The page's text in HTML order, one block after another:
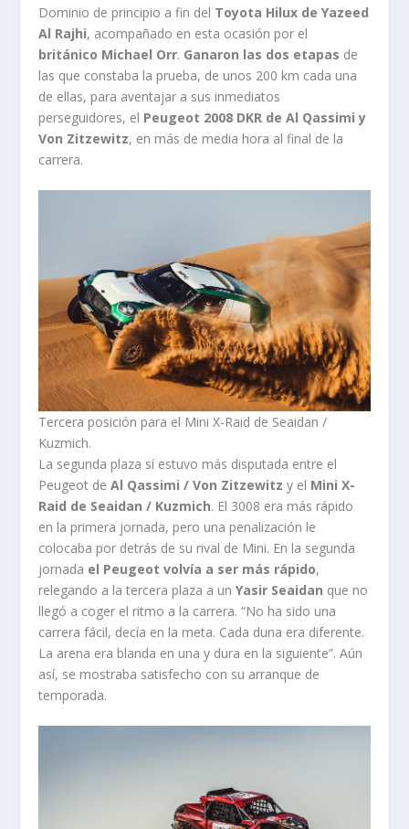
Dominio de principio a fin del Toyota Hilux de Yazeed
Al Rajhi, acompañado en esta ocasión por el
británico Michael Orr. Ganaron las dos etapas de
las que constaba la prueba, de unos 200 km cada una
de ellas, para aventajar a sus inmediatos
perseguidores, el Peugeot 2008 DKR de Al Qassimi y
Von Zitzewitz, en más de media hora al final de la
carrera.
Tercera posición para el Mini X-Raid de Seaidan /
Kuzmich.
La segunda plaza sí estuvo más disputada entre el
Peugeot deAl Qassimi / Von Zitzewitzy el Mini X-
Raid de Seaidan / Kuzmich. El 3008 era más rápido
en la primera jornada, pero una penalización le
colocaba por detrás de su rival de Mini. En la segunda
jornada el Peugeot volvía a ser más rápido,
relegando a la tercera plaza a unYasir Seaidan que no
llegó a coger el ritmo a la carrera. “No ha sido una
carrera fácil, decía en la meta. Cada duna era diferente.
La arena era blanda en una y dura en la siguiente”. Aún
así, se mostraba satisfecho con su arranque de
temporada.